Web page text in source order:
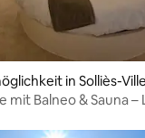
in Solliès-Ville
mit Balneo & Sauna –